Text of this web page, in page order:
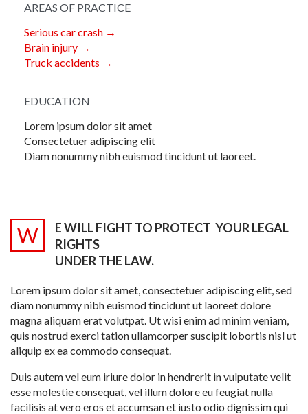
AREAS OF PRACTICE
Serious car crash →
Brain injury →
Truck accidents →
EDUCATION
Lorem ipsum dolor sit amet
Consectetuer adipiscing elit
Diam nonummy nibh euismod tincidunt ut laoreet.
W E WILL FIGHT TO PROTECT YOUR LEGAL
RIGHTS
UNDER THE LAW.
Lorem ipsum dolor sit amet, consectetuer adipiscing elit, sed
diam nonummy nibh euismod tincidunt ut laoreet dolore
magna aliquam erat volutpat. Ut wisi enim ad minim veniam,
quis nostrud exerci tation ullamcorper suscipit lobortis nisl ut
aliquip ex ea commodo consequat.
Duis autem vel eum iriure dolor in hendrerit in vulputate velit
esse molestie consequat, vel illum dolore eu feugiat nulla
facilisis at vero eros et accumsan et iusto odio dignissim qui